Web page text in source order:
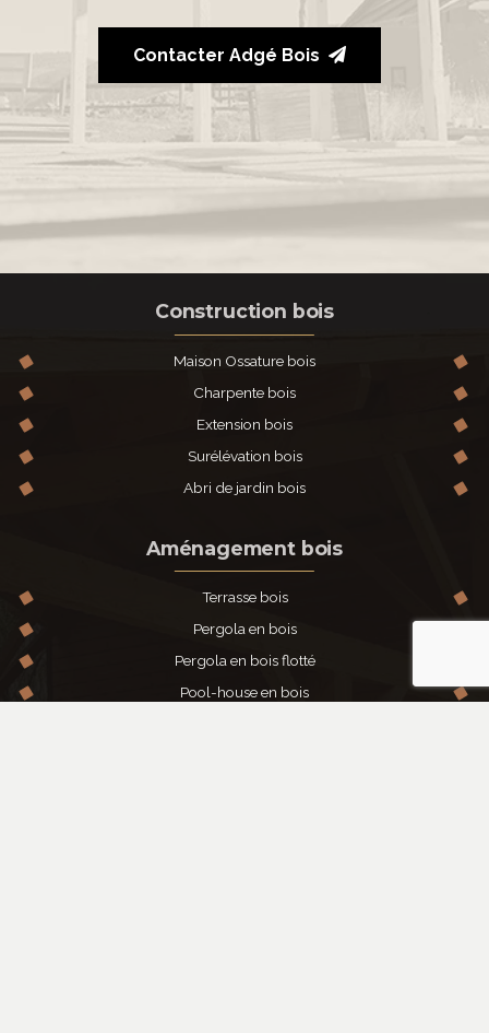
Contacter Adgé Bois
Construction bois
Maison Ossature bois
Charpente bois
Extension bois
Surélévation bois
Abri de jardin bois
Aménagement bois
Terrasse bois
Pergola en bois
Pergola en bois flotté
Pool-house en bois